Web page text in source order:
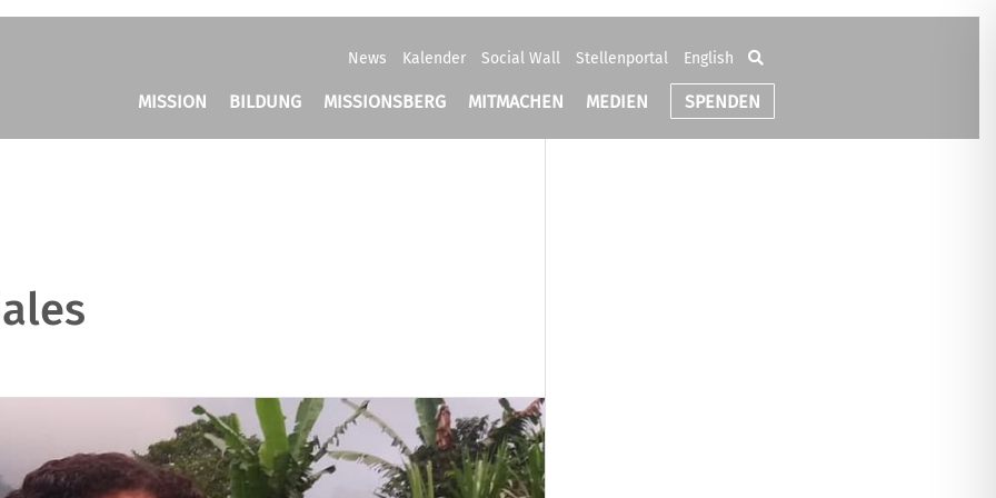
News Kalender Social Wall Stellenportal English
MISSION BILDUNG MISSIONSBERG MITMACHEN MEDIEN SPENDEN